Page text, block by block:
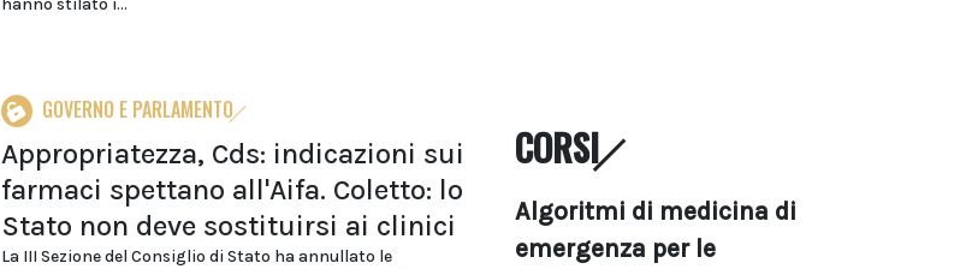
hanno stilato i...
GOVERNO E PARLAMENTO
Appropriatezza, Cds: indicazioni sui
farmaci spettano all'Aifa. Coletto: lo
Stato non deve sostituirsi ai clinici
La III Sezione del Consiglio di Stato ha annullato le
CORSI
Algoritmi di medicina di
emergenza per le